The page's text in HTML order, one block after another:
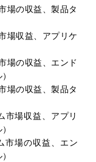
場の収益、製品タ
場収益、アプリケ
場の収益、エンド
場の収益、製品タ
市場収益、アプリ
市場の収益、エン